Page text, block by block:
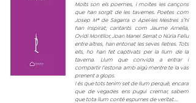
Molts son els poemes, i moltes les cançons
que han sorgit de les tavernes. Poetes com
Josep Mª de Sagarra o Apel·les Mestres s’hi
han inspirat; cantants com Jaume Arnella,
Ovidi Montllor, Joan Manel Serrat o Núria Feliu
entre altres, han entonat les seves lletres. Tots
ells, ho han fet captivats per la llum de la
taverna. Llum que convida a entrar i
compartir l’estona amb algú mentre te la vas
prenent a glops.
I és que tots tenim set de llum perquè, encara
que de vegades ens pugui cremar, sabem
que tota llum conté espurnes de veritat....